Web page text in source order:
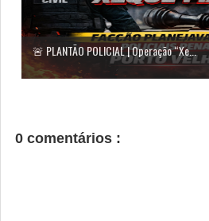
🚨 PLANTÃO POLICIAL | Operação “Xe...
0 comentários :